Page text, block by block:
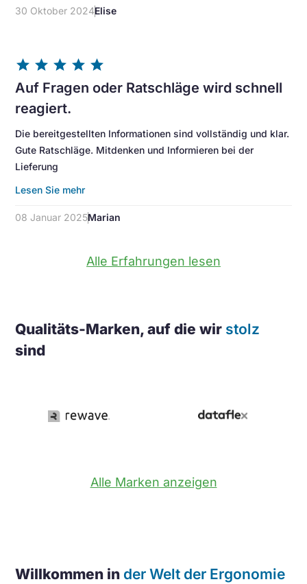
30 Oktober 2024Elise
star star star star star
Auf Fragen oder Ratschläge wird schnell
reagiert.
Die bereitgestellten Informationen sind vollständig und klar.
Gute Ratschläge. Mitdenken und Informieren bei der
Lieferung
Lesen Sie mehr
08 Januar 2025Marian
Alle Erfahrungen lesen
Qualitäts-Marken, auf die wir stolz
sind
Alle Marken anzeigen
Willkommen in der Welt der Ergonomie